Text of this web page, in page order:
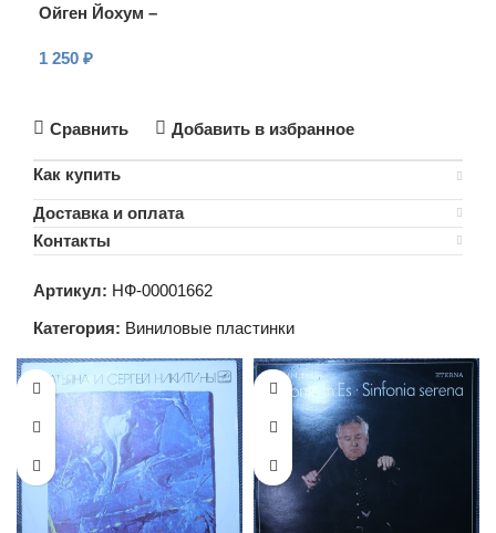
Ойген Йохум –
мажор, соч. 123
1 250 ₽
Сравнить Добавить в избранное
Как купить
Доставка и оплата
Контакты
Артикул: НФ-00001662
Категория: Виниловые пластинки